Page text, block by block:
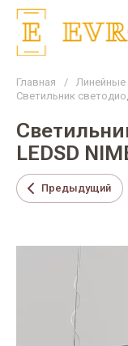
Главная / Линейные
Светильник
LEDSD
Предыдущий